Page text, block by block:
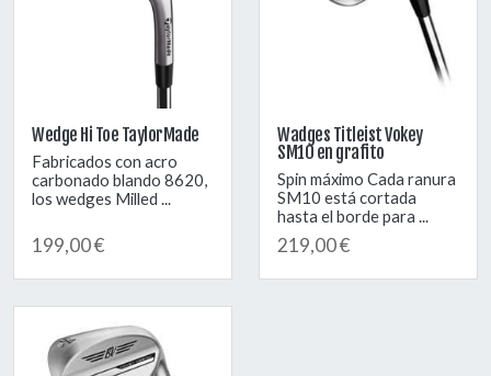
Wedge Hi Toe TaylorMade
Fabricados con acro
carbonado blando 8620,
los wedges Milled ...
199,00 €
Wadges Titleist Vokey
SM10 en grafito
Spin máximo Cada ranura
SM10 está cortada
hasta el borde para ...
219,00 €